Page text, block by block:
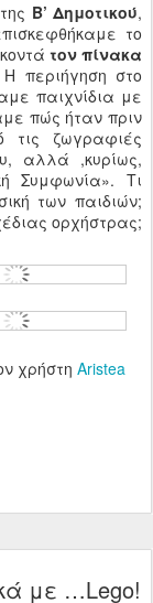
Β’ Δημοτικού,
το
τον πίνακα
περιήγηση στο
παιχνίδια με
πώς ήταν πριν
ζωγραφιές
αλλά ,κυρίως,
Συμφωνία». Τι
των παιδιών;
ορχήστρας;
χρήστη Aristea
με …Lego!